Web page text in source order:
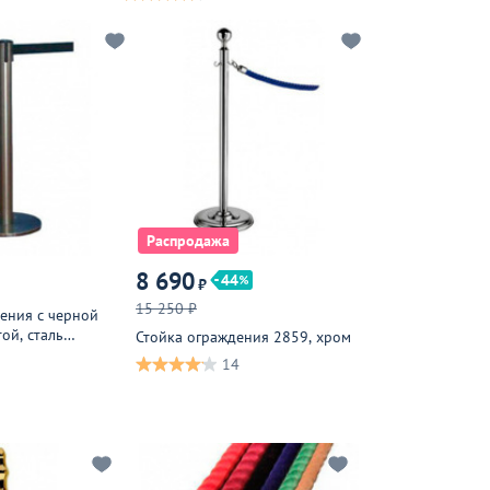
с черной
сталь
Распродажа
8 690₽
44
15 250 ₽
Стойка ограждения 2859, хром
14